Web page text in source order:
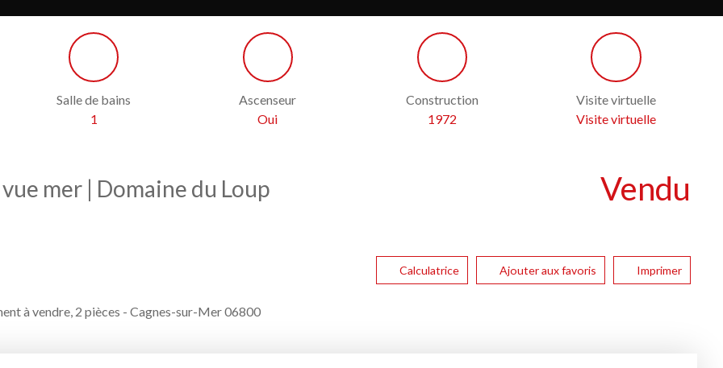
Salle de bains
1
Ascenseur
Oui
Construction
1972
Visite virtuelle
Visite virtuelle
mer | Domaine du Loup Vendu
Calculatrice Ajouter aux favoris Imprimer
à vendre, 2 pièces - Cagnes-sur-Mer 06800